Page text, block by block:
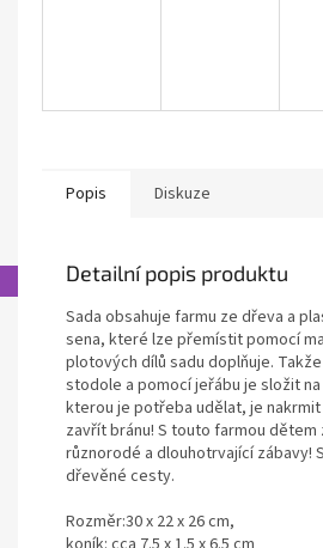
Popis Diskuze
Detailní popis produktu
Sada obsahuje farmu ze dřeva a
sena, které lze přemístit pomocí
plotových dílů sadu doplňuje.
stodole a pomocí jeřábu je složit
kterou je potřeba udělat, je
zavřít bránu! S touto farmou
různorodé a dlouhotrvající zábavy!
dřevěné cesty.
Rozměr:30 x 22 x 26 cm,